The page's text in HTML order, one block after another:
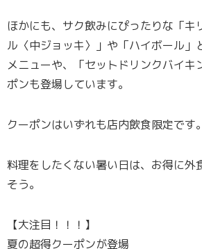
ほかにも、サク飲みにぴったりな「キ
ル〈中ジョッキ〉」や「ハイボール」
メニューや、「セットドリンクバイキ
ポンも登場しています。
クーポンはいずれも店内飲食限定です。
料理をしたくない暑い日は、お得に外
そう。
【大注目！！！】
夏の超得クーポンが登場